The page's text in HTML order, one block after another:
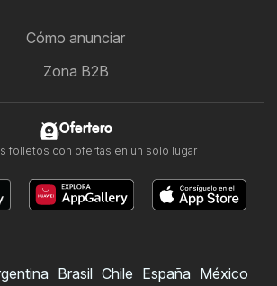
Cómo anunciar
Zona B2B
Ofertero
folletos con ofertas en un solo lugar
Brasil Chile España México